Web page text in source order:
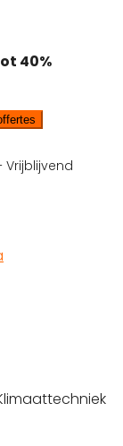
40%
Vrijblijvend